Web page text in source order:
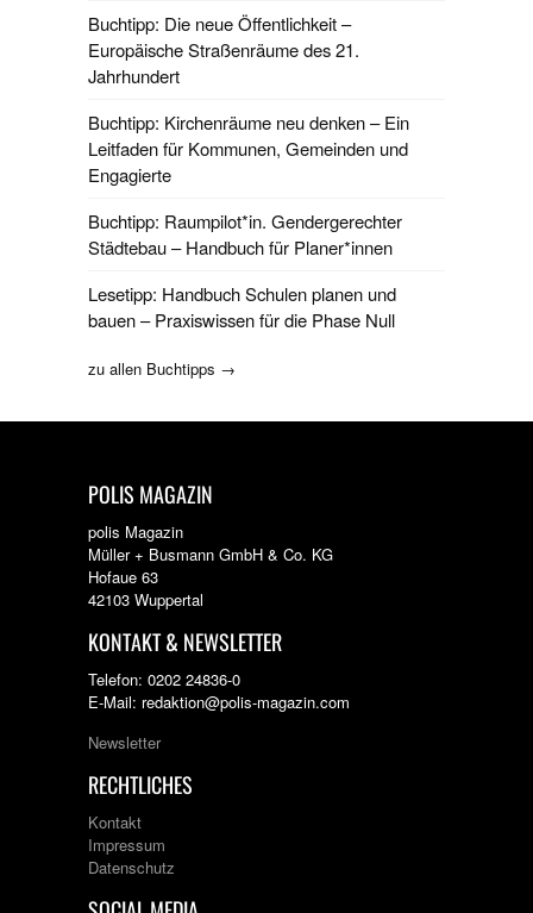
Buchtipp: Die neue Öffentlichkeit –
Europäische Straßenräume des 21.
Jahrhundert
Buchtipp: Kirchenräume neu denken – Ein
Leitfaden für Kommunen, Gemeinden und
Engagierte
Buchtipp: Raumpilot*in. Gendergerechter
Städtebau – Handbuch für Planer*innen
Lesetipp: Handbuch Schulen planen und
bauen – Praxiswissen für die Phase Null
zu allen Buchtipps →
POLIS MAGAZIN
polis Magazin
Müller + Busmann GmbH & Co. KG
Hofaue 63
42103 Wuppertal
KONTAKT & NEWSLETTER
Telefon: 0202 24836-0
E-Mail: redaktion@polis-magazin.com
Newsletter
RECHTLICHES
Kontakt
Impressum
Datenschutz